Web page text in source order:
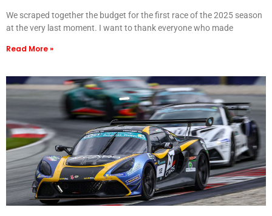
We scraped together the budget for the first race of the 2025 season
at the very last moment. I want to thank everyone who made
Read More »